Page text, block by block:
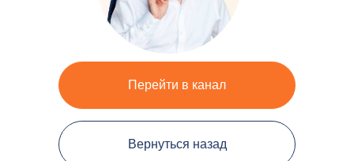
Перейти в канал
Вернуться назад